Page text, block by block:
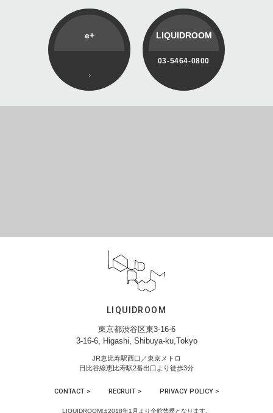
e+ LIQUIDROOM
03-5464-0800
LIQUIDROOM
東京都渋谷区東3-16-6
3-16-6, Higashi, Shibuya-ku,Tokyo
JR恵比寿駅西口／東京メトロ
日比谷線恵比寿駅2番出口より徒歩3分
CONTACT > RECRUIT > PRIVACY POLICY >
LIQUIDROOMは2018年1月より全館禁煙となります。